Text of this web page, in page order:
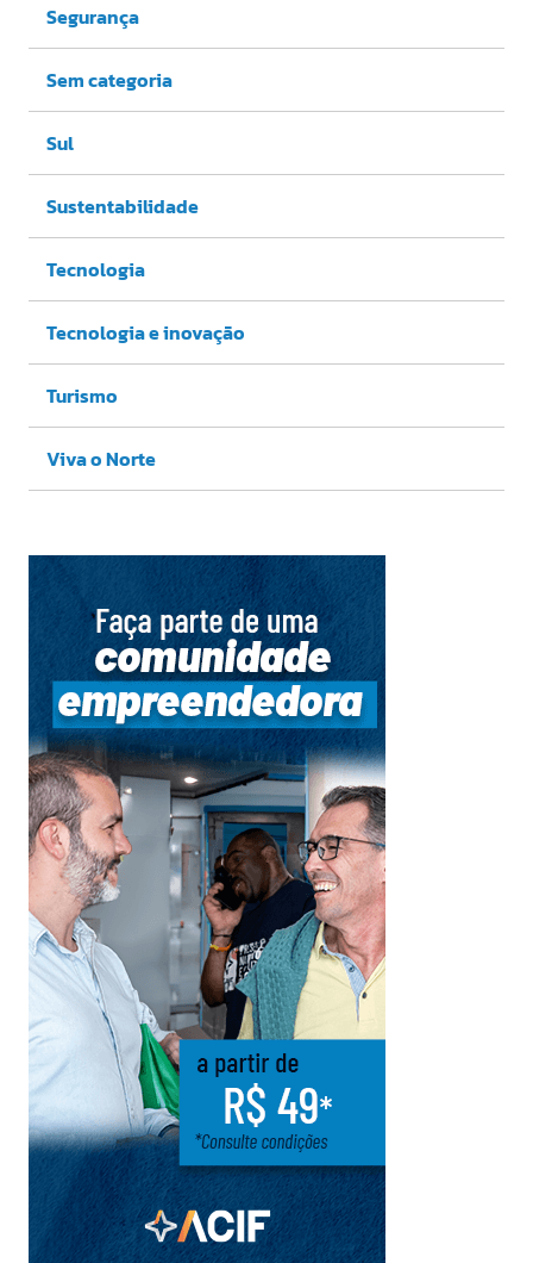
Segurança
Sem categoria
Sul
Sustentabilidade
Tecnologia
Tecnologia e inovação
Turismo
Viva o Norte